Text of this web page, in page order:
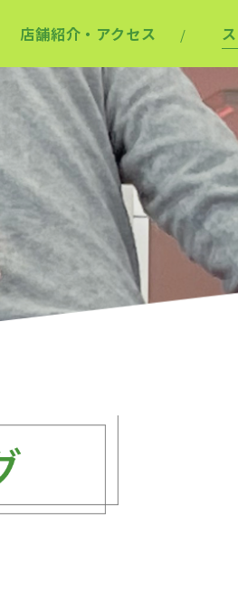
店舗紹介・アクセス